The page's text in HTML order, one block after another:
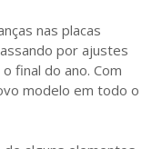
nas placas
por ajustes
final do ano. Com
modelo em todo o